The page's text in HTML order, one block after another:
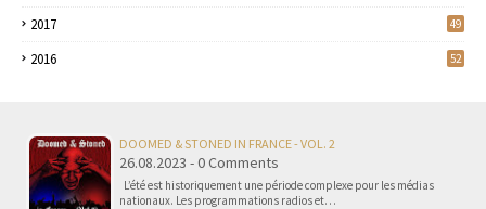
2017 49
2016 52
DOOMED & STONED IN FRANCE - VOL. 2
26.08.2023 - 0 Comments
L’été est historiquement une période complexe pour les médias
nationaux. Les programmations radios et…